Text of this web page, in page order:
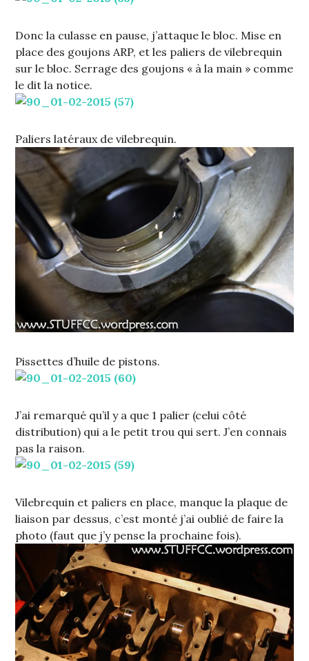
Donc la culasse en pause, j’attaque le bloc. Mise en
place des goujons ARP, et les paliers de vilebrequin
sur le bloc. Serrage des goujons « à la main » comme
le dit la notice.
Paliers latéraux de vilebrequin.
Pissettes d’huile de pistons.
J’ai remarqué qu’il y a que 1 palier (celui côté
distribution) qui a le petit trou qui sert. J’en connais
pas la raison.
Vilebrequin et paliers en place, manque la plaque de
liaison par dessus, c’est monté j’ai oublié de faire la
photo (faut que j’y pense la prochaine fois).